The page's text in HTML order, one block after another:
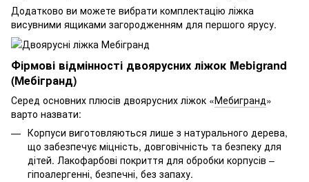
Додатково ви можете вибрати комплектацію ліжка
висувними ящиками загородженням для першого ярусу.
Фірмові відмінності двоярусних ліжок Mebigrand
(Мебігранд)
Серед основних плюсів двоярусних ліжок «Мебигранд»
варто назвати:
Корпуси виготовляються лише з натурального дерева,
що забезпечує міцність, довговічність та безпеку для
дітей. Лакофарбові покриття для обробки корпусів –
гіпоалергенні, безпечні, без запаху.